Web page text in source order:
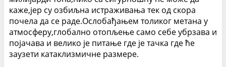
каже,јер су озбиљна истраживања тек од скора
почела да се раде.Ослобађањем толиког метана у
атмосферу,глобално отопљење само себе убрзава и
појачава и велико је питање где је тачка где ће
заузети катаклизмичне размере.